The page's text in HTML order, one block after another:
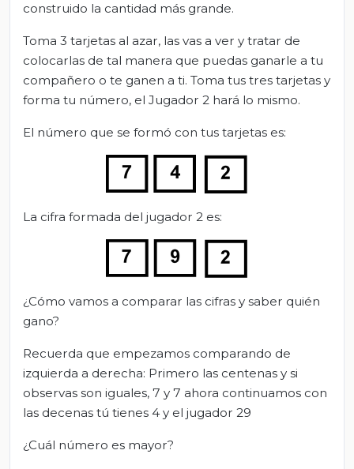
construido la cantidad más grande.
Toma 3 tarjetas al azar, las vas a ver y tratar de
colocarlas de tal manera que puedas ganarle a tu
compañero o te ganen a ti. Toma tus tres tarjetas y
forma tu número, el Jugador 2 hará lo mismo.
El número que se formó con tus tarjetas es:
La cifra formada del jugador 2 es:
¿Cómo vamos a comparar las cifras y saber quién
gano?
Recuerda que empezamos comparando de
izquierda a derecha: Primero las centenas y si
observas son iguales, 7 y 7 ahora continuamos con
las decenas tú tienes 4 y el jugador 29
¿Cuál número es mayor?